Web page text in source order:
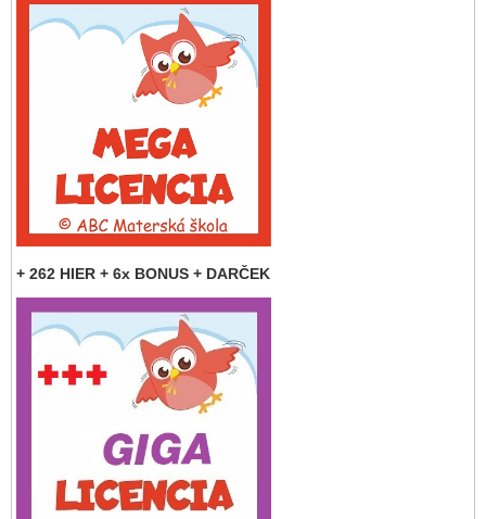
+ 262 HIER + 6x BONUS + DARČEK